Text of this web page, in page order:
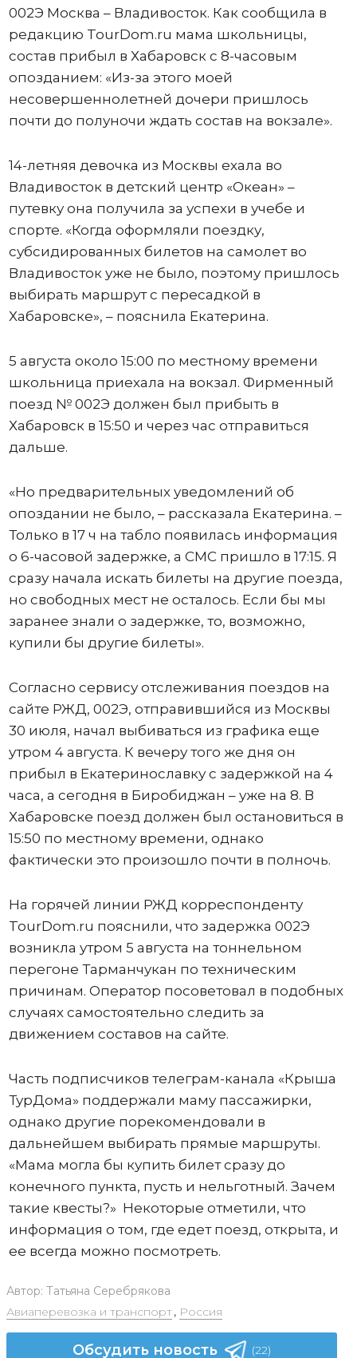
002Э Москва – Владивосток. Как сообщила в
редакцию TourDom.ru мама школьницы,
состав прибыл в Хабаровск с 8-часовым
опозданием: «Из-за этого моей
несовершеннолетней дочери пришлось
почти до полуночи ждать состав на вокзале».
14-летняя девочка из Москвы ехала во
Владивосток в детский центр «Океан» –
путевку она получила за успехи в учебе и
спорте. «Когда оформляли поездку,
субсидированных билетов на самолет во
Владивосток уже не было, поэтому пришлось
выбирать маршрут с пересадкой в
Хабаровске», – пояснила Екатерина.
5 августа около 15:00 по местному времени
школьница приехала на вокзал. Фирменный
поезд № 002Э должен был прибыть в
Хабаровск в 15:50 и через час отправиться
дальше.
«Но предварительных уведомлений об
опоздании не было, – рассказала Екатерина. –
Только в 17 ч на табло появилась информация
о 6-часовой задержке, а СМС пришло в 17:15. Я
сразу начала искать билеты на другие поезда,
но свободных мест не осталось. Если бы мы
заранее знали о задержке, то, возможно,
купили бы другие билеты».
Согласно сервису отслеживания поездов на
сайте РЖД, 002Э, отправившийся из Москвы
30 июля, начал выбиваться из графика еще
утром 4 августа. К вечеру того же дня он
прибыл в Екатеринославку с задержкой на 4
часа, а сегодня в Биробиджан – уже на 8. В
Хабаровске поезд должен был остановиться в
15:50 по местному времени, однако
фактически это произошло почти в полночь.
На горячей линии РЖД корреспонденту
TourDom.ru пояснили, что задержка 002Э
возникла утром 5 августа на тоннельном
перегоне Тарманчукан по техническим
причинам. Оператор посоветовал в подобных
случаях самостоятельно следить за
движением составов на сайте.
Часть подписчиков телеграм-канала «Крыша
ТурДома» поддержали маму пассажирки,
однако другие порекомендовали в
дальнейшем выбирать прямые маршруты.
«Мама могла бы купить билет сразу до
конечного пункта, пусть и нельготный. Зачем
такие квесты?» Некоторые отметили, что
информация о том, где едет поезд, открыта, и
ее всегда можно посмотреть.
Автор: Татьяна Серебрякова
Авиаперевозка и транспорт, Россия
Обсудить новость (22)